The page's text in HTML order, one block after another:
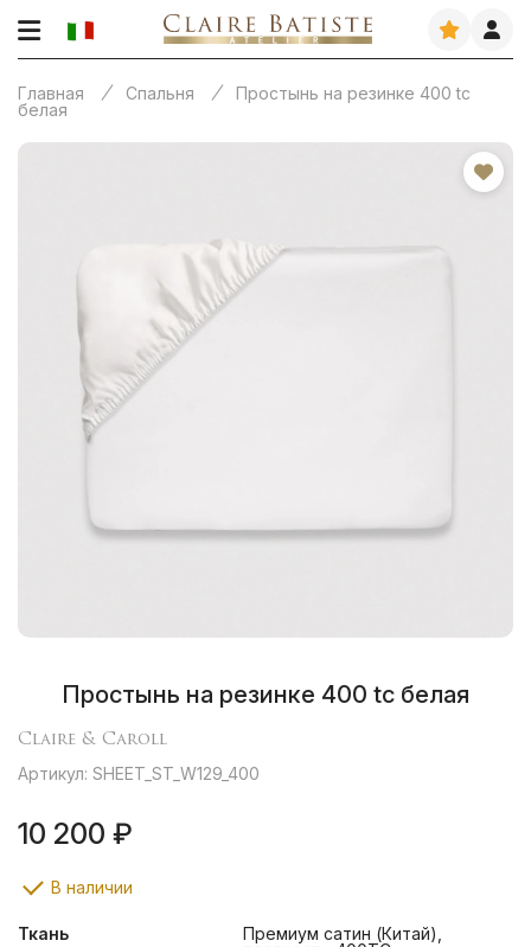
Главная Спальня
Простынь на резинке 400 tc
белая
Простынь на резинке 400 tc белая
Claire & Caroll
Артикул: SHEET_ST_W129_400
10 200 ₽
В наличии
Ткань
Премиум сатин (Китай),